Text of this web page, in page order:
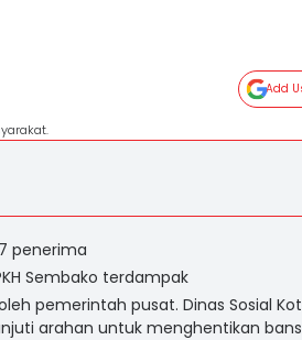
Add
penerima
Sembako terdampak
pemerintah pusat. Dinas Sosial
arahan untuk menghentikan